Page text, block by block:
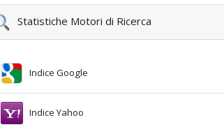
Statistiche Motori di Ricerca
Indice Google
Indice Yahoo